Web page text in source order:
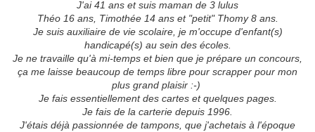
J'ai 41 ans et suis maman de 3 lulus
Théo 16 ans, Timothée 14 ans et "petit" Thomy 8 ans.
Je suis auxiliaire de vie scolaire, je m'occupe d'enfant(s)
handicapé(s) au sein des écoles.
Je ne travaille qu'à mi-temps et bien que je prépare un concours,
ça me laisse beaucoup de temps libre pour scrapper pour mon
plus grand plaisir :-)
Je fais essentiellement des cartes et quelques pages.
Je fais de la carterie depuis 1996.
J'étais déjà passionnée de tampons, que j'achetais à l'époque